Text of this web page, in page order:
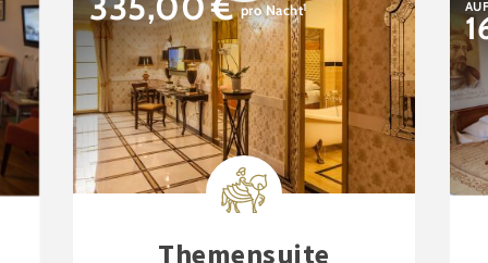
pro Nacht1
Themensuite